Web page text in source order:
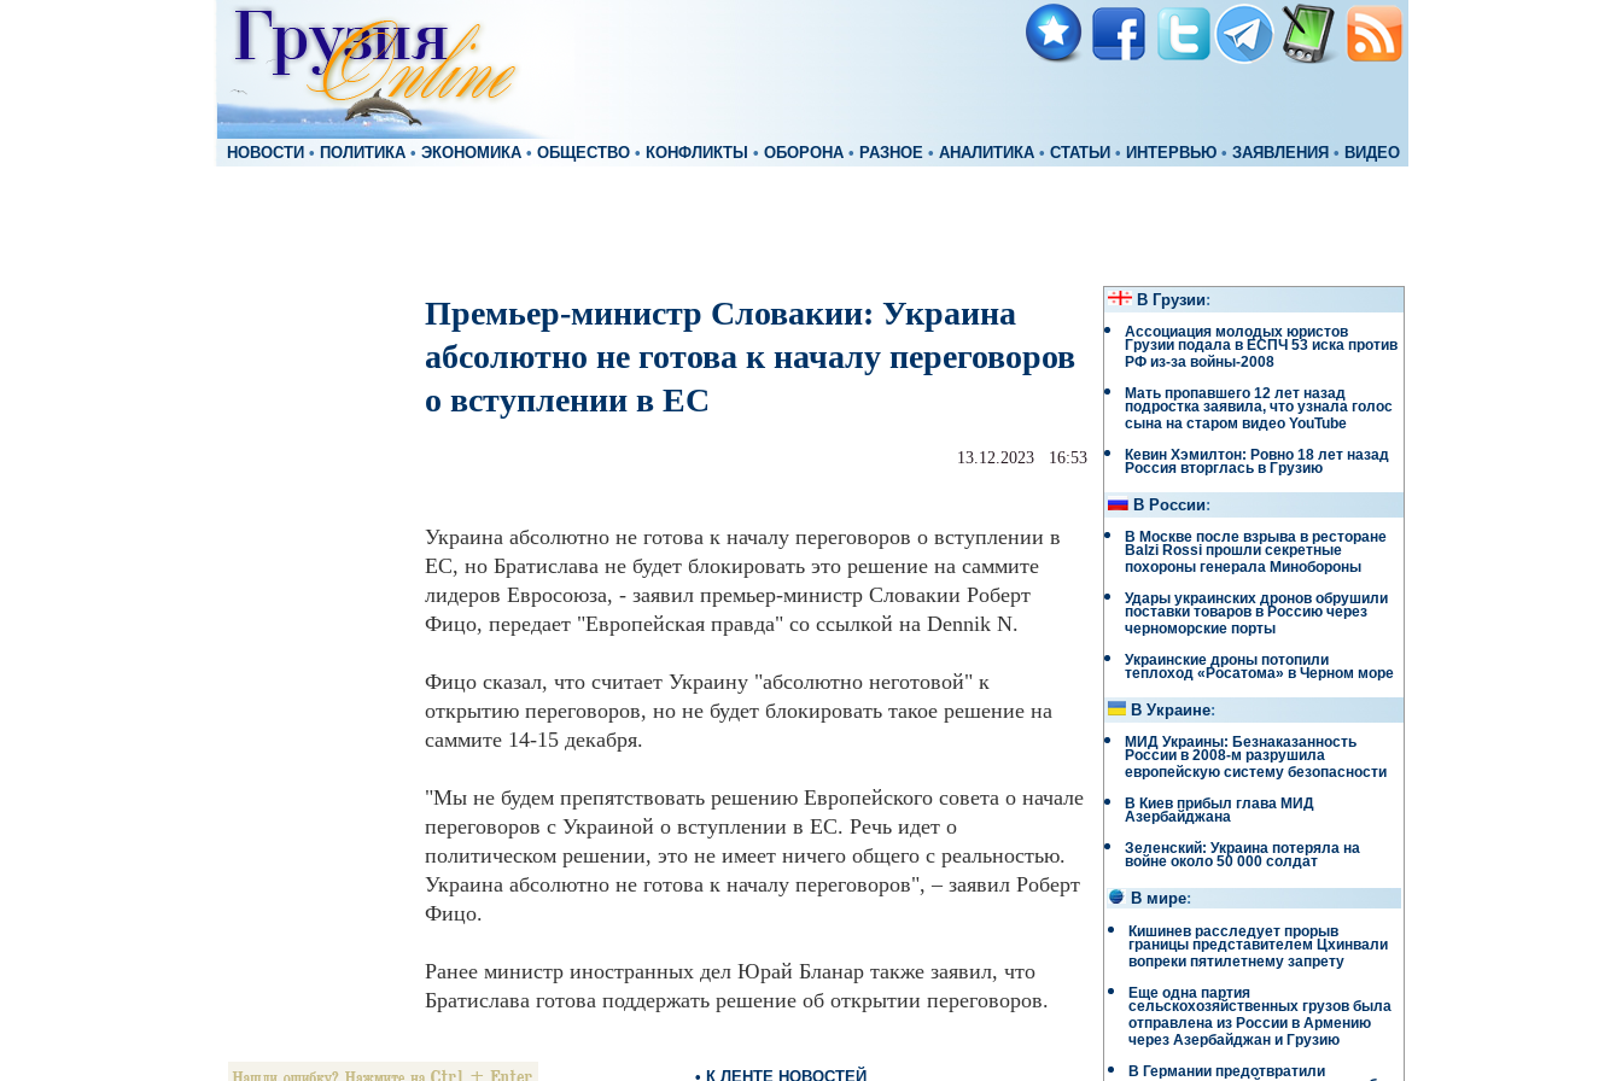
НОВОСТИ • ПОЛИТИКА • ЭКОНОМИКА • ОБЩЕСТВО • КОНФЛИКТЫ • ОБОРОНА • РАЗНОЕ • АНАЛИТИКА • СТАТЬИ • ИНТЕРВЬЮ • ЗАЯВЛЕНИЯ • ВИДЕО
Премьер-министр Словакии: Украина
абсолютно не готова к началу переговоров
о вступлении в ЕС
13.12.2023 16:53
Украина абсолютно не готова к началу переговоров о вступлении в
ЕС, но Братислава не будет блокировать это решение на саммите
лидеров Евросоюза, - заявил премьер-министр Словакии Роберт
Фицо, передает "Европейская правда" со ссылкой на Dennik N.
Фицо сказал, что считает Украину "абсолютно неготовой" к
открытию переговоров, но не будет блокировать такое решение на
саммите 14-15 декабря.
"Мы не будем препятствовать решению Европейского совета о начале
переговоров с Украиной о вступлении в ЕС. Речь идет о
политическом решении, это не имеет ничего общего с реальностью.
Украина абсолютно не готова к началу переговоров", – заявил Роберт
Фицо.
Ранее министр иностранных дел Юрай Бланар также заявил, что
Братислава готова поддержать решение об открытии переговоров.
• К ЛЕНТЕ НОВОСТЕЙ
В Грузии:
Ассоциация молодых юристов
Грузии подала в ЕСПЧ 53 иска против
РФ из-за войны-2008
Мать пропавшего 12 лет назад
подростка заявила, что узнала голос
сына на старом видео YouTube
Кевин Хэмилтон: Ровно 18 лет назад
Россия вторглась в Грузию
В России:
В Москве после взрыва в ресторане
Balzi Rossi прошли секретные
похороны генерала Минобороны
Удары украинских дронов обрушили
поставки товаров в Россию через
черноморские порты
Украинские дроны потопили
теплоход «Росатома» в Черном море
В Украине:
МИД Украины: Безнаказанность
России в 2008-м разрушила
европейскую систему безопасности
В Киев прибыл глава МИД
Азербайджана
Зеленский: Украина потеряла на
войне около 50 000 солдат
В мире:
Кишинев расследует прорыв
границы представителем Цхинвали
вопреки пятилетнему запрету
Еще одна партия
сельскохозяйственных грузов была
отправлена ​​из России в Армению
через Азербайджан и Грузию
В Германии предотвратили